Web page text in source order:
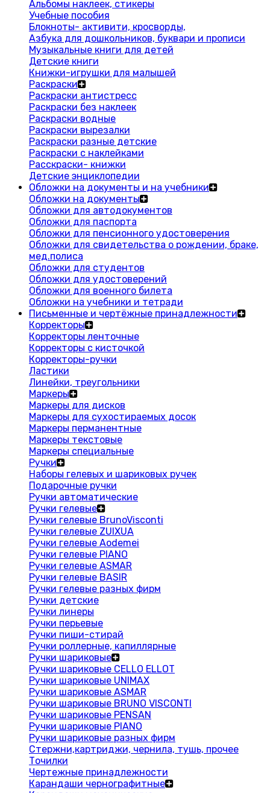
Альбомы наклеек, стикеры
Учебные пособия
Блокноты- активити, кросворды,
Азбука для дошкольников, буквари и прописи
Музыкальные книги для детей
Детские книги
Книжки-игрушки для малышей
Раскраски
Раскраски антистресс
Раскраски без наклеек
Раскраски водные
Раскраски вырезалки
Раскраски разные детские
Раскраски с наклейками
Расскраски- книжки
Детские энциклопедии
Обложки на документы и на учебники
Обложки на документы
Обложки для автодокументов
Обложки для паспорта
Обложки для пенсионного удостоверения
Обложки для свидетельства о рождении, браке,
мед.полиса
Обложки для студентов
Обложки для удостоверений
Обложки для военного билета
Обложки на учебники и тетради
Письменные и чертёжные принадлежности
Корректоры
Корректоры ленточные
Корректоры с кисточкой
Корректоры-ручки
Ластики
Линейки, треугольники
Маркеры
Маркеры для дисков
Маркеры для сухостираемых досок
Маркеры перманентные
Маркеры текстовые
Маркеры специальные
Ручки
Наборы гелевых и шариковых ручек
Подарочные ручки
Ручки автоматические
Ручки гелевые
Ручки гелевые BrunoVisconti
Ручки гелевые ZUIXUA
Ручки гелевые Aodemei
Ручки гелевые PIANO
Ручки гелевые ASMAR
Ручки гелевые BASIR
Ручки гелевые разных фирм
Ручки детские
Ручки линеры
Ручки перьевые
Ручки пиши-стирай
Ручки роллерные, капиллярные
Ручки шариковые
Ручки шариковые CELLO ELLOT
Ручки шариковые UNIMAX
Ручки шариковые ASMAR
Ручки шариковые BRUNO VISCONTI
Ручки шариковые PENSAN
Ручки шариковые PIANO
Ручки шариковые разных фирм
Стержни,картриджи, чернила, тушь, прочее
Точилки
Чертежные принадлежности
Карандаши чернографитные